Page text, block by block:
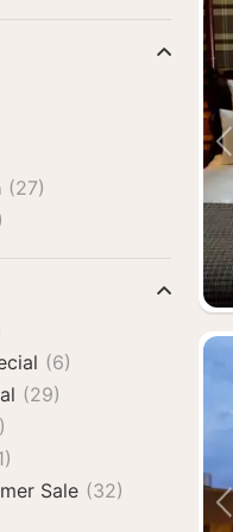
(27)
(6)
(29)
Sale (32)